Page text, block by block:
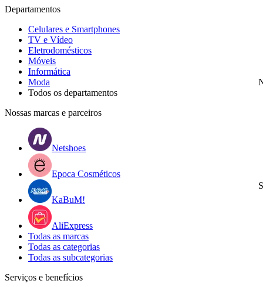
Departamentos
Celulares e Smartphones
TV e Vídeo
Eletrodomésticos
Móveis
Informática
Moda
Todos os departamentos
Nossas marcas e parceiros
Netshoes
Epoca Cosméticos
KaBuM!
AliExpress
Todas as marcas
Todas as categorias
Todas as subcategorias
Serviços e benefícios